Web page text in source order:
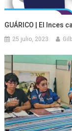
GUÁRICO | El Inces
25 julio, 2023